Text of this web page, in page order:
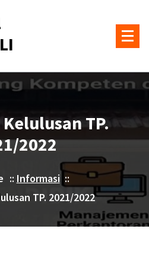
TP.
2022
:: Informasi::
TP. 2021/2022